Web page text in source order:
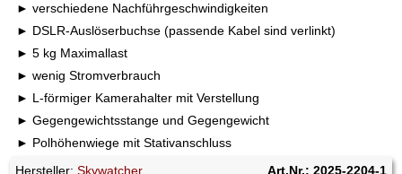
verschiedene Nachführgeschwindigkeiten
DSLR-Auslöserbuchse (passende Kabel sind verlinkt)
5 kg Maximallast
wenig Stromverbrauch
L-förmiger Kamerahalter mit Verstellung
Gegengewichtsstange und Gegengewicht
Polhöhenwiege mit Stativanschluss
Hersteller:Skywatcher Art.Nr.: 2025-2204-1